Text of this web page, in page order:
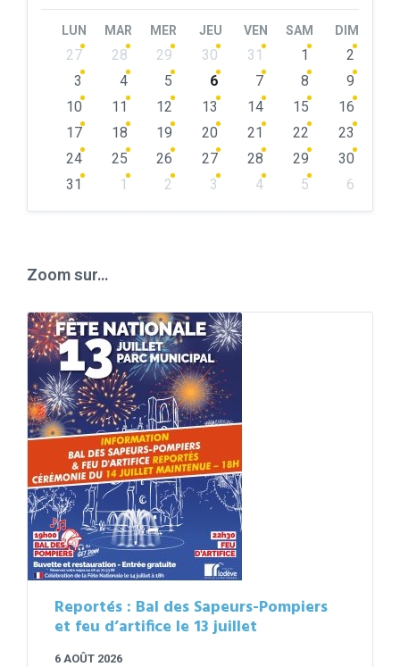
LUN MAR MER JEU VEN SAM DIM
Skip
calendar
27 28 29 30 31 1
2
3
4 5 6 7 8
9
10
11 12 13 14 15
16
17
18 19 20 21 22
23
24
25 26 27 28 29
30
31
1 2 3 4 5
6
Zoom sur…
Reportés : Bal des Sapeurs-Pompiers
et feu d’artifice le 13 juillet
6 AOÛT 2026